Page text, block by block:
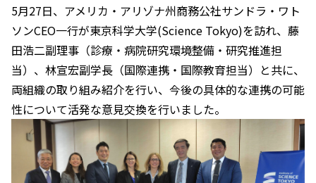
5月27日、アメリカ・アリゾナ州商務公社サンドラ・ワト
ソンCEO一行が東京科学大学(Science Tokyo)を訪れ、藤
田浩二副理事（診療・病院研究環境整備・研究推進担
当）、林宣宏副学長（国際連携・国際教育担当）と共に、
両組織の取り組み紹介を行い、今後の具体的な連携の可能
性について活発な意見交換を行いました。